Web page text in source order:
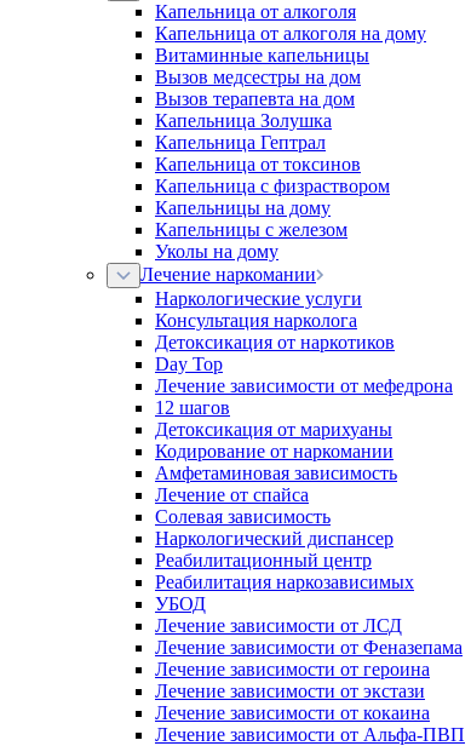
Капельница от алкоголя
Капельница от алкоголя на дому
Витаминные капельницы
Вызов медсестры на дом
Вызов терапевта на дом
Капельница Золушка
Капельница Гептрал
Капельница от токсинов
Капельница с физраствором
Капельницы на дому
Капельницы с железом
Уколы на дому
Лечение наркомании
Наркологические услуги
Консультация нарколога
Детоксикация от наркотиков
Day Top
Лечение зависимости от мефедрона
12 шагов
Детоксикация от марихуаны
Кодирование от наркомании
Амфетаминовая зависимость
Лечение от спайса
Солевая зависимость
Наркологический диспансер
Реабилитационный центр
Реабилитация наркозависимых
УБОД
Лечение зависимости от ЛСД
Лечение зависимости от Феназепама
Лечение зависимости от героина
Лечение зависимости от экстази
Лечение зависимости от кокаина
Лечение зависимости от Альфа-ПВП